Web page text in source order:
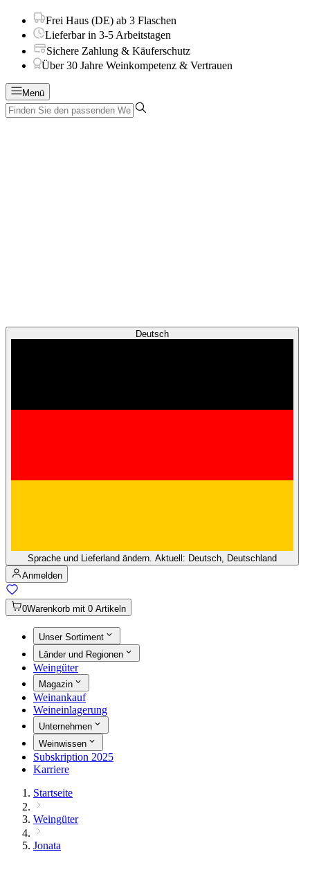
Frei Haus (DE) ab 3 Flaschen
Lieferbar in 3-5 Arbeitstagen
Sichere Zahlung & Käuferschutz
Über 30 Jahre Weinkompetenz & Vertrauen
Menü
Deutsch
Sprache und Lieferland ändern. Aktuell: Deutsch, Deutschland
Anmelden
0Warenkorb mit 0 Artikeln
Unser Sortiment
Länder und Regionen
Weingüter
Magazin
Weinankauf
Weineinlagerung
Unternehmen
Weinwissen
Subskription 2025
Karriere
Startseite
Weingüter
Jonata